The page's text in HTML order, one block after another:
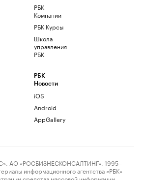
РБК
Компании
РБК Курсы
Школа
управления
РБК
РБК
Новости
iOS
Android
AppGallery
АО «РОСБИЗНЕСКОНСАЛТИНГ», 1995–
информационного агентства «РБК»